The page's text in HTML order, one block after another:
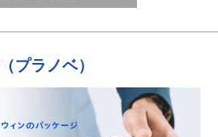
プラノベ）